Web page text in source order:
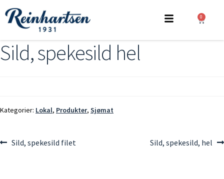
0
Sild, spekesild hel
Kategorier: Lokal, Produkter, Sjømat
Sild, spekesild filet Sild, spekesild, hel